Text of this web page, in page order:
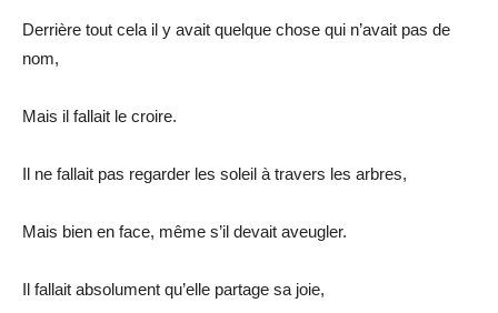
Derrière tout cela il y avait quelque chose qui n’avait pas de
nom,
Mais il fallait le croire.
Il ne fallait pas regarder les soleil à travers les arbres,
Mais bien en face, même s’il devait aveugler.
Il fallait absolument qu’elle partage sa joie,